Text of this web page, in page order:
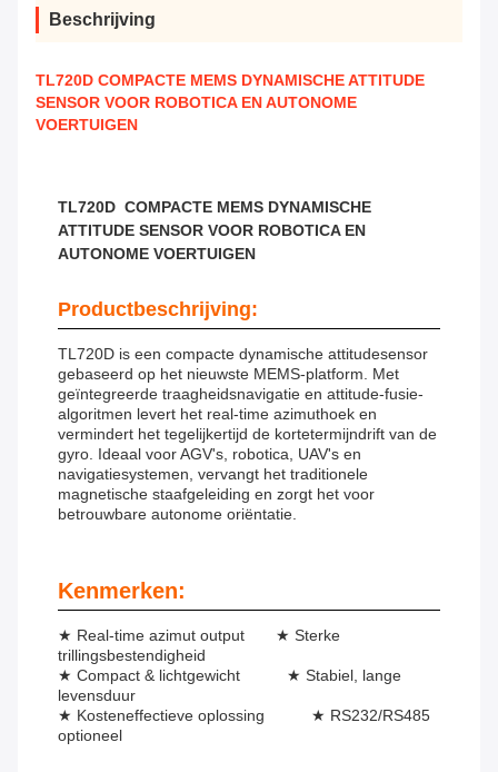
Beschrijving
TL720D COMPACTE MEMS DYNAMISCHE ATTITUDE
SENSOR VOOR ROBOTICA EN AUTONOME
VOERTUIGEN
TL720D COMPACTE MEMS DYNAMISCHE
ATTITUDE SENSOR VOOR ROBOTICA EN
AUTONOME VOERTUIGEN
Productbeschrijving:
TL720D is een compacte dynamische attitudesensor
gebaseerd op het nieuwste MEMS-platform. Met
geïntegreerde traagheidsnavigatie en attitude-fusie-
algoritmen levert het real-time azimuthoek en
vermindert het tegelijkertijd de kortetermijndrift van de
gyro. Ideaal voor AGV's, robotica, UAV's en
navigatiesystemen, vervangt het traditionele
magnetische staafgeleiding en zorgt het voor
betrouwbare autonome oriëntatie.
Kenmerken:
★ Real-time azimut output ★ Sterke
trillingsbestendigheid
★ Compact & lichtgewicht ★ Stabiel, lange
levensduur
★ Kosteneffectieve oplossing ★ RS232/RS485
optioneel